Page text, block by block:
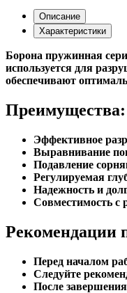
Описание
Борона пружинная
используется для
Преимущества:
Эффективное
Выравнивание
Подавление
Регулируемая
Надежность и
Рекомендации
Перед началом
Следуйте